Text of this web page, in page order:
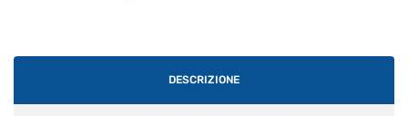
DESCRIZIONE